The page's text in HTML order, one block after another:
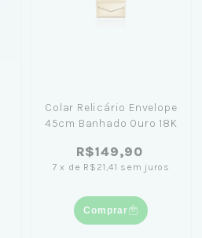
Colar Relicário Envelope
45cm Banhado Ouro 18K
R$149,90
7 x de R$21,41 sem juros
Comprar